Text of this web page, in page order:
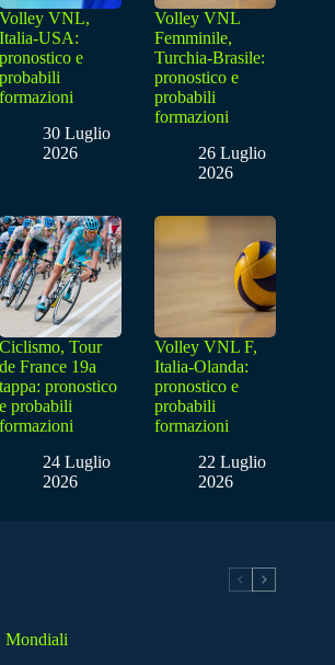
Volley VNL,
Italia-USA:
pronostico e
probabili
formazioni
30 Luglio
2026
Volley VNL
Femminile,
Turchia-Brasile:
pronostico e
probabili
formazioni
26 Luglio
2026
Ciclismo, Tour
de France 19a
tappa: pronostico
e probabili
formazioni
24 Luglio
2026
Volley VNL F,
Italia-Olanda:
pronostico e
probabili
formazioni
22 Luglio
2026
Mondiali